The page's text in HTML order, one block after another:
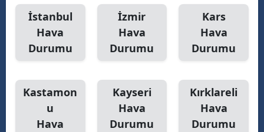
İstanbul
Hava
Durumu
İzmir
Hava
Durumu
Kars
Hava
Durumu
Kastamon
u
Hava
Kayseri
Hava
Durumu
Kırklareli
Hava
Durumu